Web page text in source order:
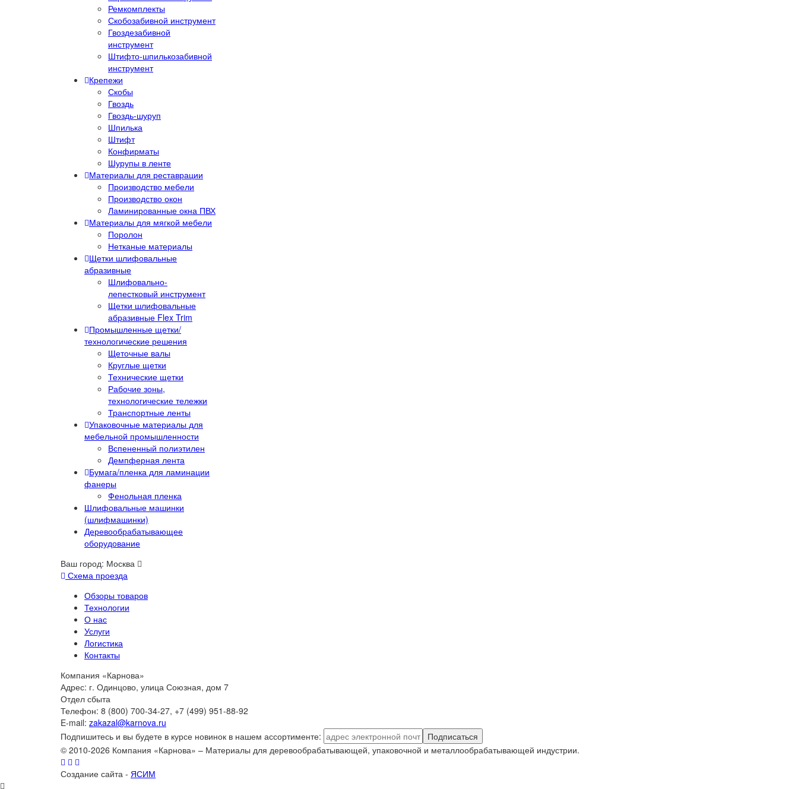
Ремкомплекты
Скобозабивной инструмент
Гвоздезабивной
инструмент
Штифто-шпилькозабивной
инструмент
Крепежи
Скобы
Гвоздь
Гвоздь-шуруп
Шпилька
Штифт
Конфирматы
Шурупы в ленте
Материалы для реставрации
Производство мебели
Производство окон
Ламинированные окна ПВХ
Материалы для мягкой мебели
Поролон
Нетканые материалы
Щетки шлифовальные
абразивные
Шлифовально-
лепестковый инструмент
Щетки шлифовальные
абразивные Flex Trim
Промышленные щетки/
технологические решения
Щеточные валы
Круглые щетки
Технические щетки
Рабочие зоны,
технологические тележки
Транспортные ленты
Упаковочные материалы для
мебельной промышленности
Вспененный полиэтилен
Демпферная лента
Бумага/пленка для ламинации
фанеры
Фенольная пленка
Шлифовальные машинки
(шлифмашинки)
Деревообрабатывающее
оборудование
Ваш город: Москва
Схема проезда
Обзоры товаров
Технологии
О нас
Услуги
Логистика
Контакты
Компания «Карнова»
Адрес: г. Одинцово, улица Союзная, дом 7
Отдел сбыта
Телефон: 8 (800) 700-34-27, +7 (499) 951-88-92
E-mail: zakazal@karnova.ru
Подпишитесь и вы будете в курсе новинок в нашем ассортименте:
Подписаться
© 2010-2026 Компания «Карнова» – Материалы для деревообрабатывающей, упаковочной и металлообрабатывающей индустрии.
Создание сайта - ЯСИМ